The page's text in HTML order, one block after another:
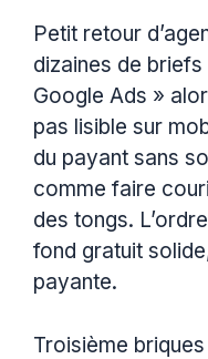
Petit retour
dizaines de briefs
Google Ads »
pas lisible sur
du payant sans
comme faire
des tongs.
fond gratuit
payante.
Troisième